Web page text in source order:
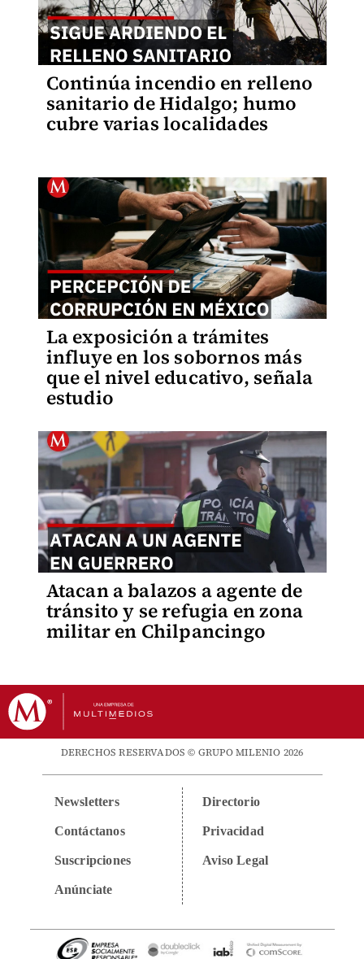
Continúa incendio en relleno
sanitario de Hidalgo; humo
cubre varias localidades
La exposición a trámites
influye en los sobornos más
que el nivel educativo, señala
estudio
Atacan a balazos a agente de
tránsito y se refugia en zona
militar en Chilpancingo
DERECHOS RESERVADOS © GRUPO MILENIO 2026
Newsletters
Contáctanos
Suscripciones
Anúnciate
Directorio
Privacidad
Aviso Legal